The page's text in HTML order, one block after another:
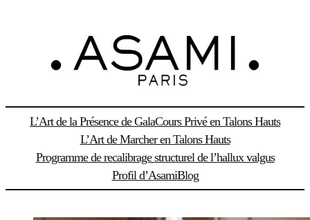
L’Art de la Présence de GalaCours Privé en Talons Hauts
L’Art de Marcher en Talons Hauts
Programme de recalibrage structurel de l’hallux valgus
Profil d’AsamiBlog